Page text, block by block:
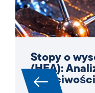
Stopy o
(HEA):